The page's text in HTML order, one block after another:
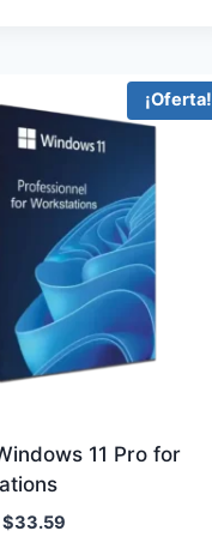
¡Oferta!
11 Pro for
El
$33.59El